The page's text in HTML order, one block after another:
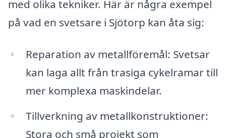
med olika tekniker. Här är några exempel
på vad en svetsare i Sjötorp kan åta sig:
Reparation av metallföremål: Svetsar
kan laga allt från trasiga cykelramar till
mer komplexa maskindelar.
Tillverkning av metallkonstruktioner:
Stora och små projekt som